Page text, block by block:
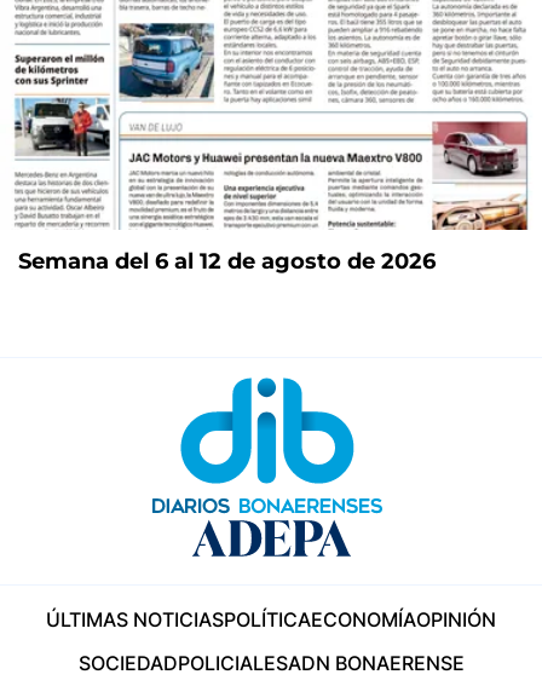
Semana del 6 al 12 de agosto de 2026
ÚLTIMAS NOTICIASPOLÍTICAECONOMÍAOPINIÓN
SOCIEDADPOLICIALESADN BONAERENSE